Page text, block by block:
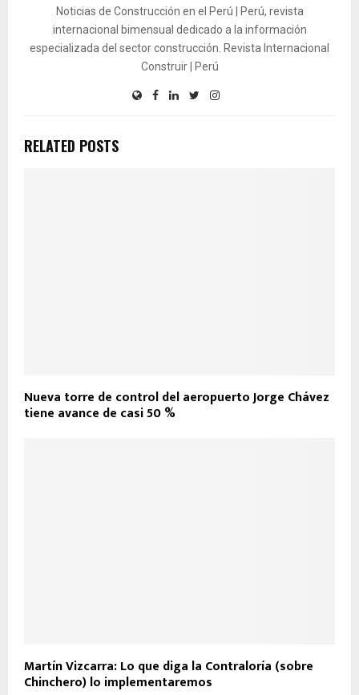
Noticias de Construcción en el Perú | Perú, revista
internacional bimensual dedicado a la información
especializada del sector construcción. Revista Internacional
Construir | Perú
RELATED POSTS
Nueva torre de control del aeropuerto Jorge Chávez
tiene avance de casi 50 %
Martín Vizcarra: Lo que diga la Contraloría (sobre
Chinchero) lo implementaremos